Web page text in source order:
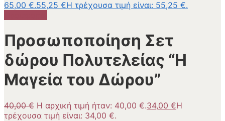
65,00 €.55,25 €Η τρέχουσα τιμή είναι: 55,25 €.
Προσωποποίηση Σετ
δώρου Πολυτελείας “Η
Μαγεία του Δώρου”
40,00€ Η αρχική τιμή ήταν: 40,00 €.34,00 €Η
τρέχουσα τιμή είναι: 34,00 €.